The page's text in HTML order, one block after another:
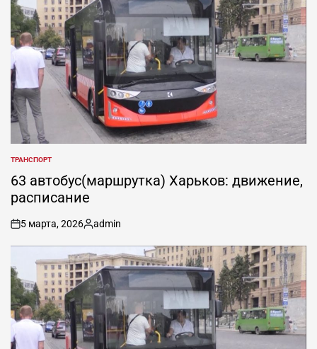
ОПУБЛИКОВАНО
В
ТРАНСПОРТ
63 автобус(маршрутка) Харьков: движение,
расписание
on
5 марта, 2026
Запись
от
admin